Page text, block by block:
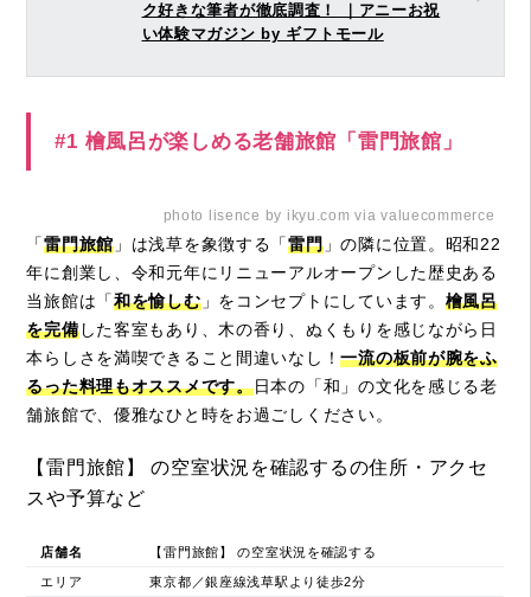
ク好きな筆者が徹底調査！ ｜アニーお祝
い体験マガジン by ギフトモール
#1 檜風呂が楽しめる老舗旅館「雷門旅館」
photo lisence by ikyu.com via valuecommerce
「雷門旅館 」は浅草を象徴する「雷門」の隣に位置。昭和22
年に創業し、令和元年にリニューアルオープンした歴史ある
当旅館は「和を愉しむ」をコンセプトにしています。 檜風呂
を完備した客室もあり、木の香り、ぬくもりを感じながら日
本らしさを満喫できること間違いなし！一流の板前が腕をふ
るった料理もオススメです。日本の「和」の文化を感じる老
舗旅館で、優雅なひと時をお過ごしください。
【雷門旅館】 の空室状況を確認するの住所・アクセ
スや予算など
店舗名 【雷門旅館】 の空室状況を確認する
エリア 東京都／銀座線浅草駅より徒歩2分